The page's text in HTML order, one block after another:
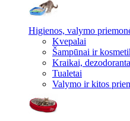
Higienos, valymo
Kvepalai
Šampūnai ir
Kraikai,
Tualetai
Valymo ir kitos